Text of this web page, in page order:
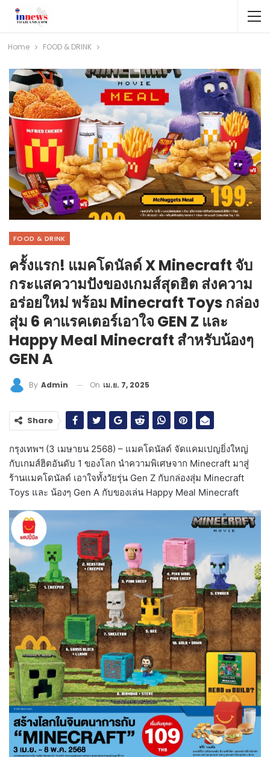
Home FOOD & DRINK
FOOD & DRINK
ครั้งแรก! แมคโดนัลด์ X Minecraft จับ
กระแสความปังของเกมส์สุดฮิต ส่งความ
อร่อยใหม่ พร้อม Minecraft Toys กล่อง
สุ่ม 6 คาแรคเตอร์เอาใจ GEN Z และ
Happy Meal Minecraft สำหรับน้องๆ
GEN A
By Admin On เม.ย. 7, 2025
Share
กรุงเทพฯ (3 เมษายน 2568) – แมคโดนัลด์ จัดแคมเปญยิ่งใหญ่
กับเกมส์ฮิตอันดับ 1 ของโลก นำความพิเศษจาก Minecraft มาสู่
ร้านแมคโดนัลด์ เอาใจทั้งวัยรุ่น Gen Z กับกล่องสุ่ม Minecraft
Toys และ น้องๆ Gen A กับของเล่น Happy Meal Minecraft